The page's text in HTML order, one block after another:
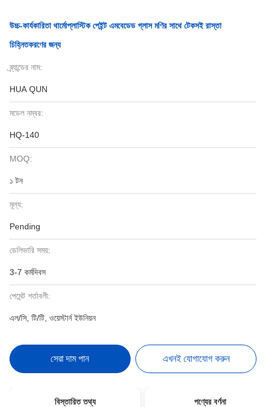
উচ্চ-কার্যকারিতা থার্মোপ্লাস্টিক পেইন্ট এমবেডেড গ্লাস মণির সাথে টেকসই রাস্তা
চিহ্নিতকরণের জন্য
ব্র্যান্ডের নাম:
HUA QUN
মডেল নম্বর:
HQ-140
MOQ:
১ টন
মূল্য:
Pending
ডেলিভারি সময়:
3-7 কর্মদিবস
পেমেন্ট শর্তাবলী:
এল/সি, টি/টি, ওয়েস্টার্ন ইউনিয়ন
সেরা দাম পান এখনই যোগাযোগ করুন
বিস্তারিত তথ্য পণ্যের বর্ণনা